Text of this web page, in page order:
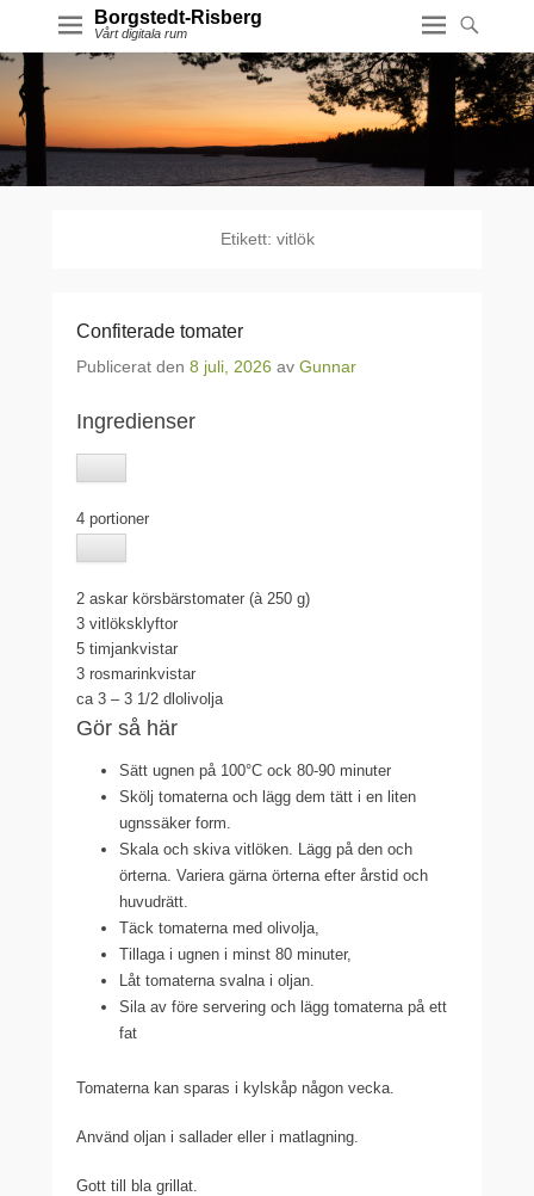
Borgstedt-Risberg
Vårt digitala rum
Etikett: vitlök
Confiterade tomater
Publicerat den 8 juli, 2026 av Gunnar
Ingredienser
4 portioner
2 askar körsbärstomater (à 250 g)
3 vitlöksklyftor
5 timjankvistar
3 rosmarinkvistar
ca 3 – 3 1/2 dl olivolja
Gör så här
Sätt ugnen på 100°C ock 80-90 minuter
Skölj tomaterna och lägg dem tätt i en liten
ugnssäker form.
Skala och skiva vitlöken. Lägg på den och
örterna. Variera gärna örterna efter årstid och
huvudrätt.
Täck tomaterna med olivolja,
Tillaga i ugnen i minst 80 minuter,
Låt tomaterna svalna i oljan.
Sila av före servering och lägg tomaterna på ett
fat
Tomaterna kan sparas i kylskåp någon vecka.
Använd oljan i sallader eller i matlagning.
Gott till bla grillat.